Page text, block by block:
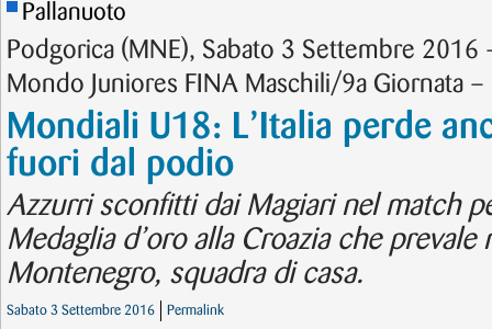
Pallanuoto
Podgorica (MNE), Sabato 3 Settembre 2016
Mondo Juniores FINA Maschili/9a Giornata –
Mondiali U18: L’Italia perde
fuori dal podio
Azzurri sconfitti dai Magiari nel match
Medaglia d’oro alla Croazia che prevale
Montenegro, squadra di casa.
Sabato 3 Settembre 2016 Permalink